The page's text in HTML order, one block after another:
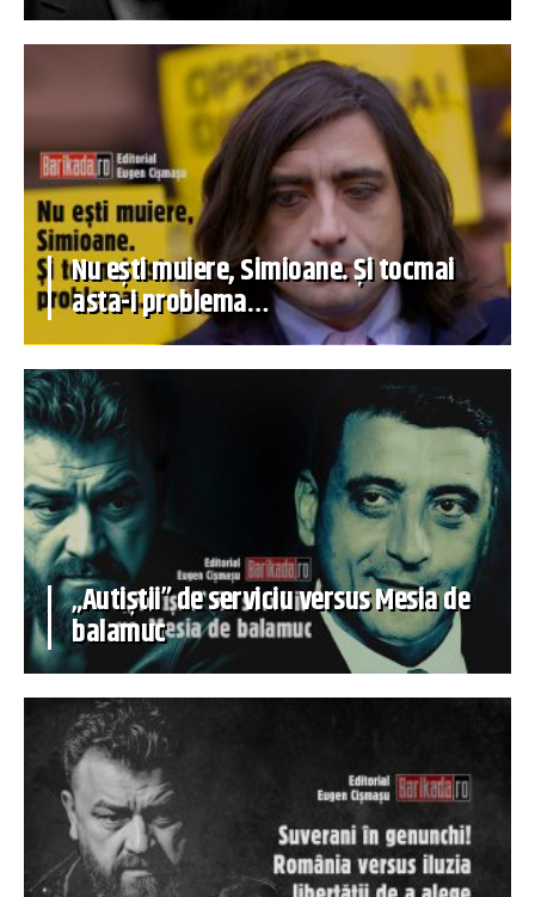
Nu ești muiere, Simioane. Și tocmai
asta-i problema…
„Autiștii” de serviciu versus Mesia de
balamuc